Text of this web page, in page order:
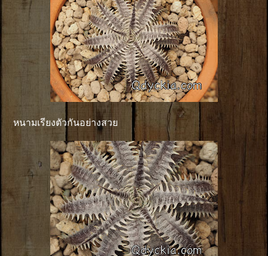
หนามเรียงตัวกันอย่างสวย